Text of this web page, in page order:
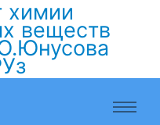
химии
веществ